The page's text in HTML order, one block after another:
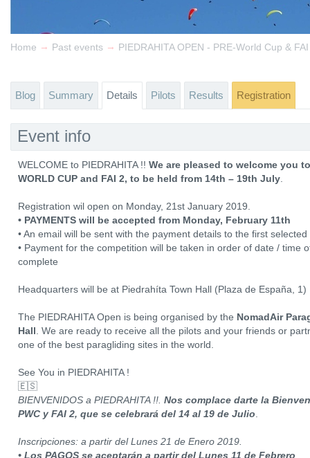
Home → Past events → PIEDRAHITA OPEN - PRE-World Cup &
Blog Summary Details Pilots Results Registration
Event info
WELCOME to PIEDRAHITA !! We are pleased to welcome you
WORLD CUP and FAI 2, to be held from 14th – 19th July
Registration wil open on Monday, 21st January 2019.
• PAYMENTS will be accepted from Monday, February 11th
• An email will be sent with the payment details to the first selected
• Payment for the competition will be taken in order of date / time
complete
Headquarters will be at Piedrahíta Town Hall (Plaza de España, 1)
The PIEDRAHITA Open is being organised by the NomadAir
Hall . We are ready to receive all the pilots and your friends or
one of the best paragliding sites in the world.
See You in PIEDRAHITA !
🇪🇸
BIENVENIDOS a PIEDRAHITA !!. Nos complace darte la
PWC y FAI 2, que se celebrará del 14 al 19 de Julio
Inscripciones: a partir del Lunes 21 de Enero 2019.
• Los PAGOS se aceptarán a partir del Lunes 11 de Febrero